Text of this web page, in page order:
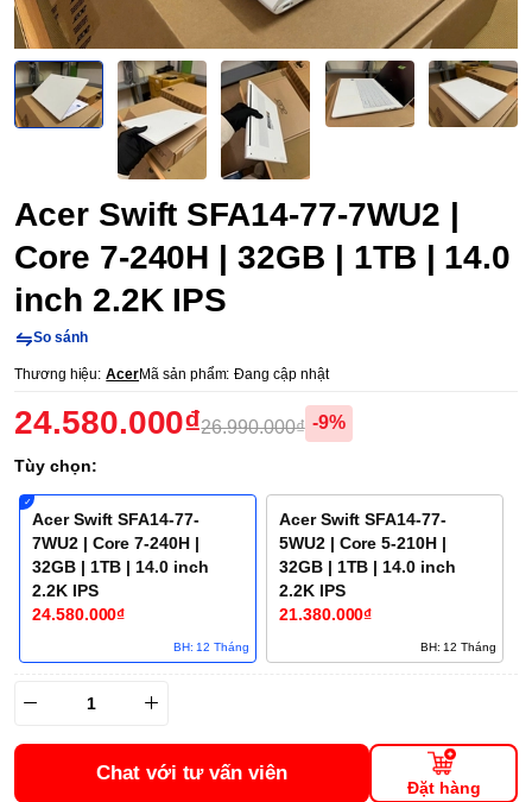
Acer Swift SFA14-77-7WU2 |
Core 7-240H | 32GB | 1TB | 14.0
inch 2.2K IPS
So sánh
Thương hiệu: AcerMã sản phẩm: Đang cập nhật
24.580.000₫26.990.000₫ -9%
Tùy chọn:
Acer Swift SFA14-77-
7WU2 | Core 7-240H |
32GB | 1TB | 14.0 inch
2.2K IPS
24.580.000₫
BH: 12 Tháng
Acer Swift SFA14-77-
5WU2 | Core 5-210H |
32GB | 1TB | 14.0 inch
2.2K IPS
21.380.000₫
BH: 12 Tháng
Chat với tư vấn viên
Đặt hàng